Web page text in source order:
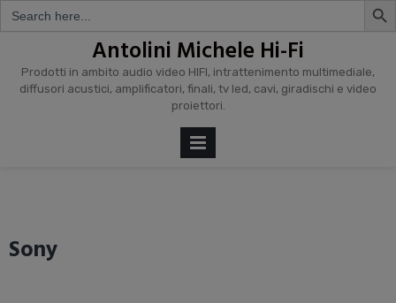
Search
for:
content
Antolini Michele Hi-Fi
Prodotti in ambito audio video HIFI, intrattenimento multimediale,
diffusori acustici, amplificatori, finali, tv led, cavi, giradischi e video
proiettori.
Sony